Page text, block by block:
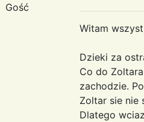
Gość
Witam
Dzieki za
Co do
zachodzie.
Zoltar sie nie
Dlatego